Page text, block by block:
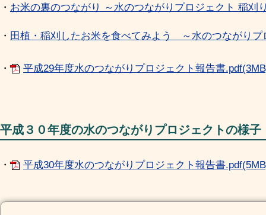
・ お米の裏のつながり ～水のつながりプロジェクト 稲刈
・ 田植・稲刈したお米を食べてみよう ～水のつながりプ
・ 平成29年度水のつながりプロジェクト報告書
平成３０年度の水のつながりプロジェクトの様子
・ 平成30年度水のつながりプロジェクト報告書